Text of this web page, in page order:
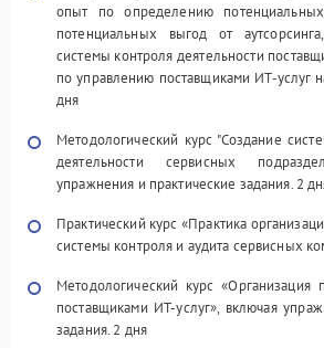
опыт по определению
потенциальных выгод от
системы контроля деятельности
по управлению поставщиками ИТ-услуг
дня
Методологический курс "Создание
деятельности сервисных
упражнения и практические задания. 2
Практический курс «Практика
системы контроля и аудита сервисных
Методологический курс «Организация
поставщиками ИТ-услуг», включая
задания. 2 дня